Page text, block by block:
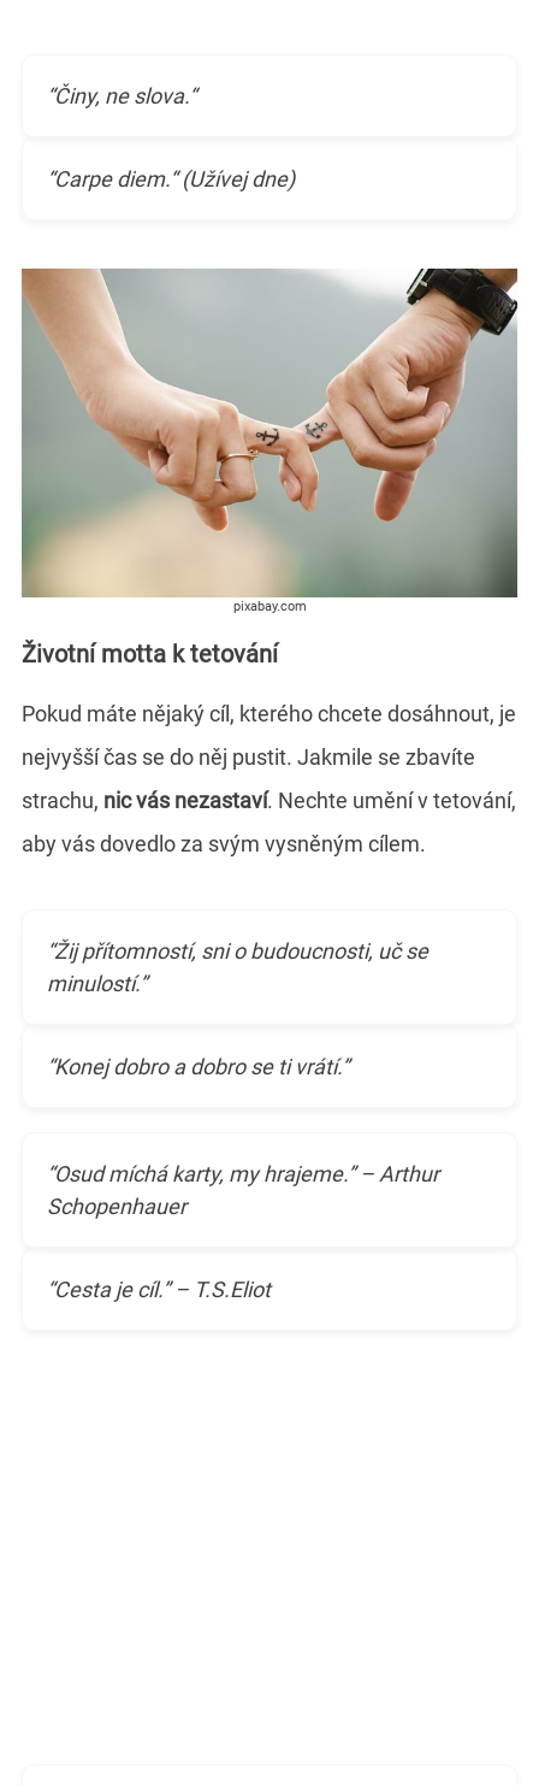
“Činy, ne slova.“
“Carpe diem.“ (Užívej dne)
pixabay.com
Životní motta k tetování
Pokud máte nějaký cíl, kterého chcete dosáhnout, je
nejvyšší čas se do něj pustit. Jakmile se zbavíte
strachu, nic vás nezastaví. Nechte umění v tetování,
aby vás dovedlo za svým vysněným cílem.
“Žij přítomností, sni o budoucnosti, uč se
minulostí.”
“Konej dobro a dobro se ti vrátí.”
“Osud míchá karty, my hrajeme.” – Arthur
Schopenhauer
“Cesta je cíl.” – T.S.Eliot